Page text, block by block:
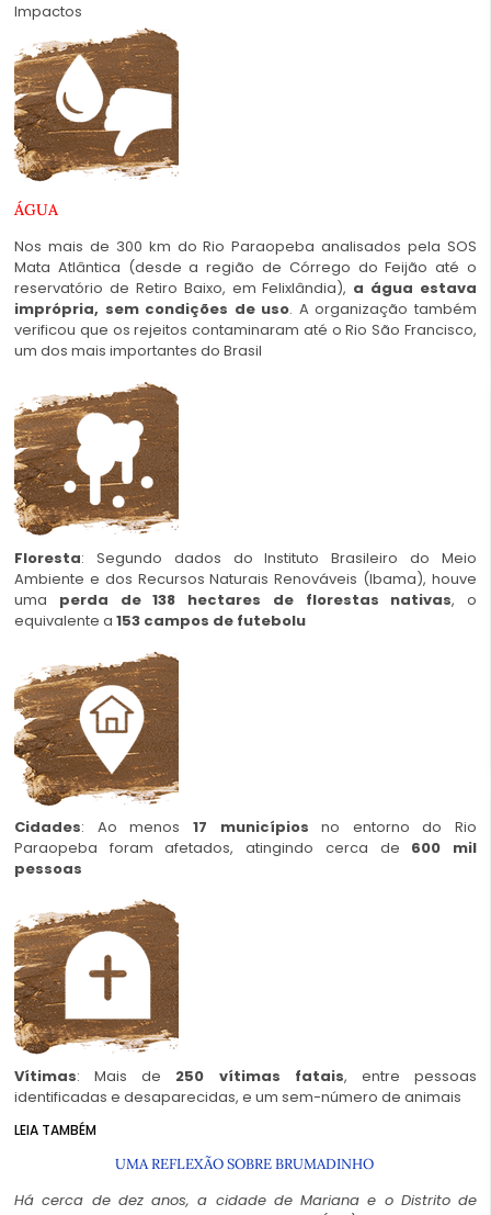
Impactos
ÁGUA
Nos mais de 300 km do Rio Paraopeba analisados pela SOS
Mata Atlântica (desde a região de Córrego do Feijão até o
reservatório de Retiro Baixo, em Felixlândia), a água estava
imprópria, sem condições de uso. A organização também
verificou que os rejeitos contaminaram até o Rio São Francisco,
um dos mais importantes do Brasil
Floresta: Segundo dados do Instituto Brasileiro do Meio
Ambiente e dos Recursos Naturais Renováveis (Ibama), houve
uma perda de 138 hectares de florestas nativas, o
equivalente a 153 campos de futebolu
Cidades: Ao menos 17 municípios no entorno do Rio
Paraopeba foram afetados, atingindo cerca de 600 mil
pessoas
Vítimas: Mais de 250 vítimas fatais, entre pessoas
identificadas e desaparecidas, e um sem-número de animais
LEIA TAMBÉM
UMA REFLEXÃO SOBRE BRUMADINHO
Há cerca de dez anos, a cidade de Mariana e o Distrito de